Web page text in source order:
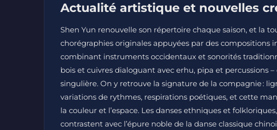
Actualité artistique et nouvelles
Shen Yun renouvelle son répertoire chaque saison, et la
chorégraphies originales appuyées par des compositions
combinant instruments occidentaux et sonorités
bois et cuivres dialoguant avec erhu, pipa et percussions
singulière. On y retrouve la signature de la compagnie :
variations de rythmes, respirations poétiques, et cette
la couleur et l’espace. Les danses ethniques et
contrastent avec l’épure noble de la danse classique